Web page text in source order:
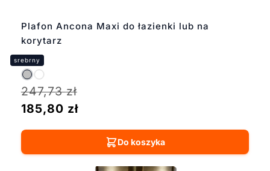
Plafon Ancona Maxi do łazienki lub na
korytarz
247,73zł
185,80 zł
Do koszyka